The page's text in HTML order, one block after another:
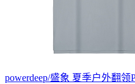
powerdeep/盛象 夏季户外翻